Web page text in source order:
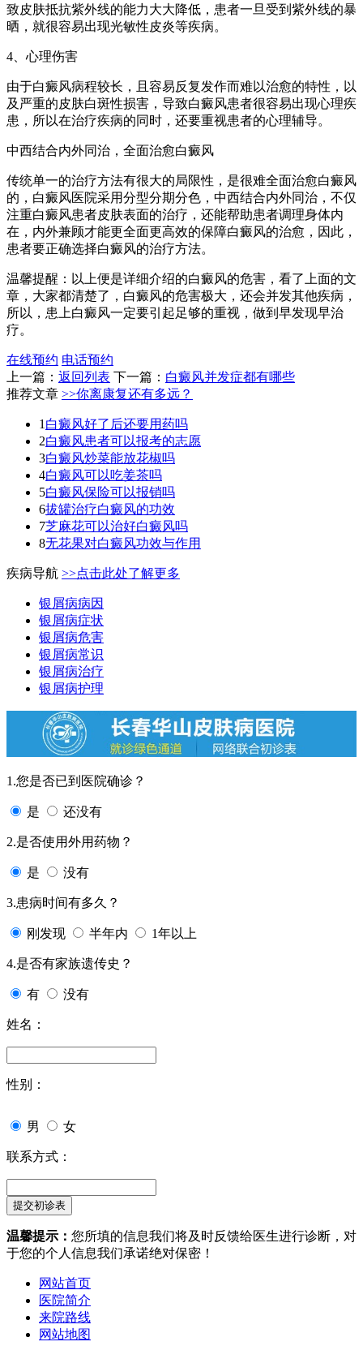
致皮肤抵抗紫外线的能力大大降低，患者一旦受到紫外线的暴
晒，就很容易出现光敏性皮炎等疾病。
4、心理伤害
由于白癜风病程较长，且容易反复发作而难以治愈的特性，以
及严重的皮肤白斑性损害，导致白癜风患者很容易出现心理疾
患，所以在治疗疾病的同时，还要重视患者的心理辅导。
中西结合内外同治，全面治愈白癜风
传统单一的治疗方法有很大的局限性，是很难全面治愈白癜风
的，白癜风医院采用分型分期分色，中西结合内外同治，不仅
注重白癜风患者皮肤表面的治疗，还能帮助患者调理身体内
在，内外兼顾才能更全面更高效的保障白癜风的治愈，因此，
患者要正确选择白癜风的治疗方法。
温馨提醒：以上便是详细介绍的白癜风的危害，看了上面的文
章，大家都清楚了，白癜风的危害极大，还会并发其他疾病，
所以，患上白癜风一定要引起足够的重视，做到早发现早治
疗。
在线预约 电话预约
上一篇： 返回列表 下一篇： 白癜风并发症都有哪些
推荐文章 >>你离康复还有多远？
1 白癜风好了后还要用药吗
2白癜风患者可以报考的志愿
3白癜风炒菜能放花椒吗
4白癜风可以吃姜茶吗
5白癜风保险可以报销吗
6拔罐治疗白癜风的功效
7芝麻花可以治好白癜风吗
8无花果对白癜风功效与作用
疾病导航 >>点击此处了解更多
银屑病病因
银屑病症状
银屑病危害
银屑病常识
银屑病治疗
银屑病护理
1.您是否已到医院确诊？
是 还没有
2.是否使用外用药物？
是 没有
3.患病时间有多久？
刚发现 半年内 1年以上
4.是否有家族遗传史？
有 没有
姓名：
性别：
男 女
联系方式：
温馨提示： 您所填的信息我们将及时反馈给医生进行诊断，对
于您的个人信息我们承诺绝对保密！
网站首页
医院简介
来院路线
网站地图